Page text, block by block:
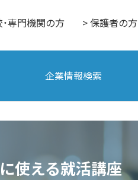
専門機関の方 > 保護者の方
企業情報検索
使える就活講座